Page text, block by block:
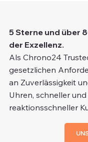
5 Sterne und über
der Exzellenz.
Als Chrono24
gesetzlichen
an Zuverlässigkeit
Uhren, schneller
reaktionsschneller